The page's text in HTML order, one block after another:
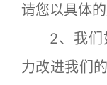
请您以具体
2、我们
力改进我们